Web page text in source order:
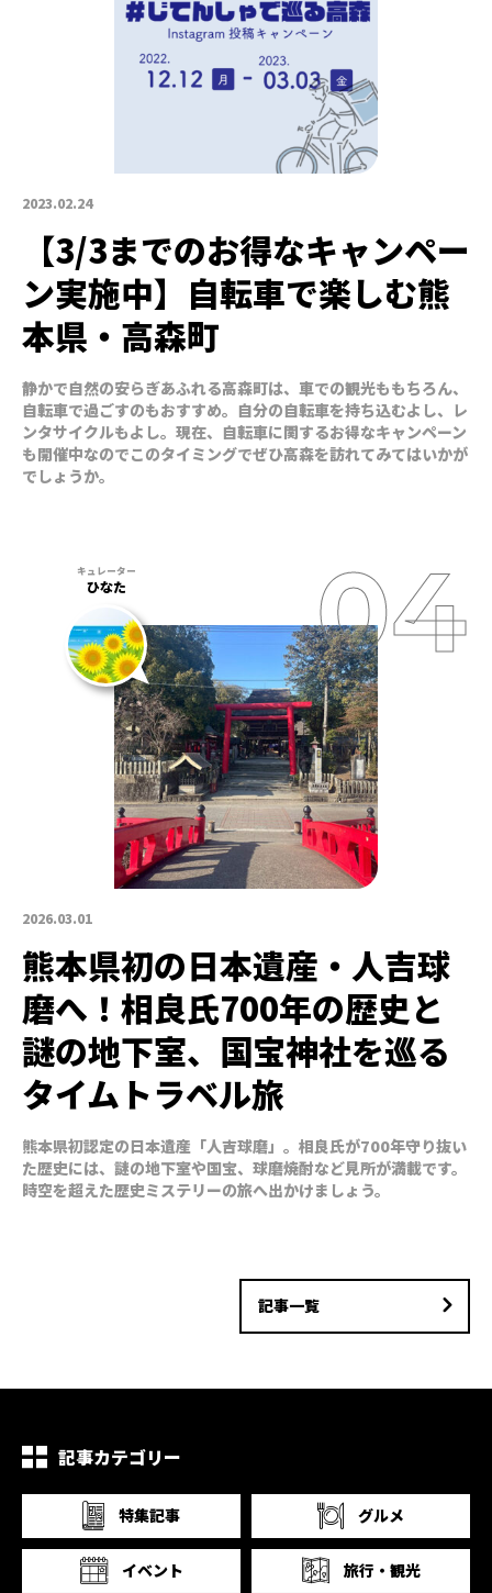
2023.02.24
【3/3までのお得なキャンペー
ン実施中】自転車で楽しむ熊
本県・高森町
静かで自然の安らぎあふれる高森町は、車での観光ももちろん、
自転車で過ごすのもおすすめ。自分の自転車を持ち込むよし、レ
ンタサイクルもよし。現在、自転車に関するお得なキャンペーン
も開催中なのでこのタイミングでぜひ高森を訪れてみてはいかが
でしょうか。
2026.03.01
ひなた
熊本県初の日本遺産・人吉球
磨へ！相良氏700年の歴史と
謎の地下室、国宝神社を巡る
タイムトラベル旅
熊本県初認定の日本遺産「人吉球磨」。相良氏が700年守り抜い
た歴史には、謎の地下室や国宝、球磨焼酎など見所が満載です。
時空を超えた歴史ミステリーの旅へ出かけましょう。
記事一覧
記事カテゴリー
特集記事 グルメ
イベント 旅行・観光